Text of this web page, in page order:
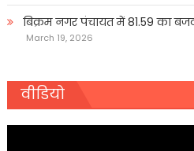
बिक्रम नगर पंचायत में 81.59 का
March 19, 2026
वीडियो